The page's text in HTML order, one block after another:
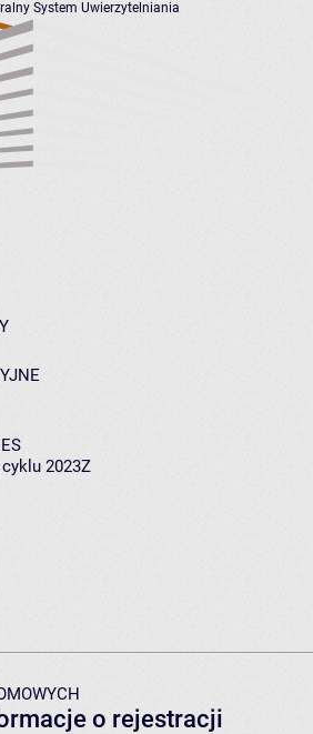
System Uwierzytelniania
2023Z
o rejestracji